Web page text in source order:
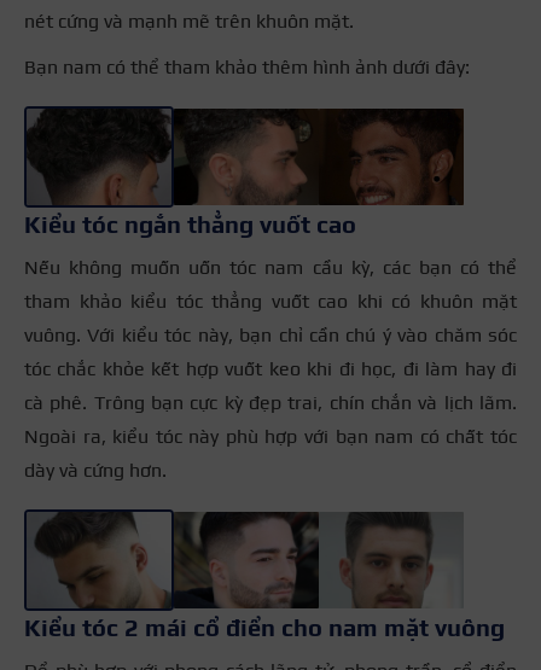
nét cứng và mạnh mẽ trên khuôn mặt.
Bạn nam có thể tham khảo thêm hình ảnh dưới đây:
Kiểu tóc ngắn thẳng vuốt cao
Nếu không muốn uốn tóc nam cầu kỳ, các bạn có thể
tham khảo kiểu tóc thẳng vuốt cao khi có khuôn mặt
vuông. Với kiểu tóc này, bạn chỉ cần chú ý vào chăm sóc
tóc chắc khỏe kết hợp vuốt keo khi đi học, đi làm hay đi
cà phê. Trông bạn cực kỳ đẹp trai, chín chắn và lịch lãm.
Ngoài ra, kiểu tóc này phù hợp với bạn nam có chất tóc
dày và cứng hơn.
Kiểu tóc 2 mái cổ điển cho nam mặt vuông